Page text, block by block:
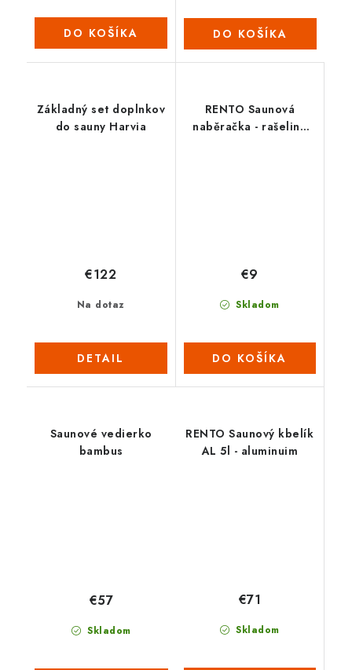
DO KOŠÍKA DO KOŠÍKA
Základný set doplnkov
do sauny Harvia
Na dotaz
€122
DETAIL
RENTO Saunová
naběračka - rašelina
Skladom
€9
DO KOŠÍKA
Saunové vedierko
bambus
Skladom
€57
RENTO Saunový kbelík
AL 5l - aluminuim
Skladom
€71